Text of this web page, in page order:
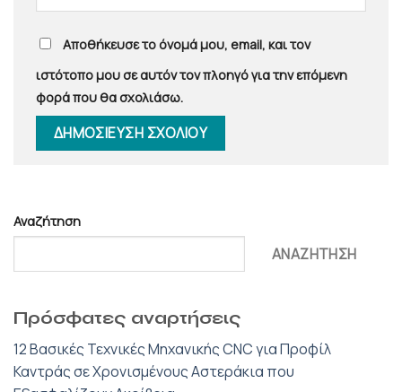
Αποθήκευσε το όνομά μου, email, και τον
ιστότοπο μου σε αυτόν τον πλοηγό για την επόμενη
φορά που θα σχολιάσω.
Αναζήτηση
ΑΝΑΖΉΤΗΣΗ
Πρόσφατες αναρτήσεις
12 Βασικές Τεχνικές Μηχανικής CNC για Προφίλ
Καντράς σε Χρονισμένους Αστεράκια που